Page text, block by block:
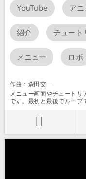
YouTube アニ
紹介 チュート
メニュー ロボ
作曲：森田交一
メニュー画面やチュートリ
です。最初と最後でループ